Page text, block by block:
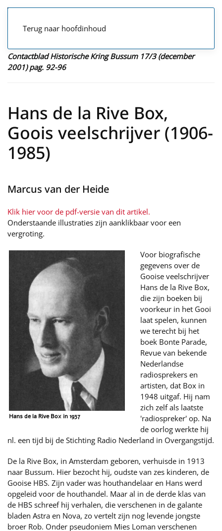
Terug naar hoofdinhoud
Contactblad Historische Kring Bussum 17/3 (december
2001) pag. 92-96
Hans de la Rive Box,
Goois veelschrijver (1906-
1985)
Marcus van der Heide
Klik hier voor de pdf-versie van dit artikel.
Onderstaande illustraties zijn aanklikbaar voor een
vergroting.
Hans de la Rive Box in 1937
Voor biografische
gegevens over de
Gooise veelschrijver
Hans de la Rive Box,
die zijn boeken bij
voorkeur in het Gooi
laat spelen, kunnen
we terecht bij het
boek Bonte Parade,
Revue van bekende
Nederlandse
radiosprekers en
artisten, dat Box in
1948 uitgaf. Hij nam
zich zelf als laatste
'radiospreker' op. Na
de oorlog werkte hij
nl. een tijd bij de Stichting Radio Nederland in Overgangstijd.
De la Rive Box, in Amsterdam geboren, verhuisde in 1913
naar Bussum. Hier bezocht hij, oudste van zes kinderen, de
Gooise HBS. Zijn vader was houthandelaar en Hans werd
opgeleid voor de houthandel. Maar al in de derde klas van
de HBS schreef hij verhalen, die verschenen in de galante
bladen Astra en Nova, zo vertelt zijn nog levende jongste
broer Rob. Onder pseudoniem Mies Loman verschenen